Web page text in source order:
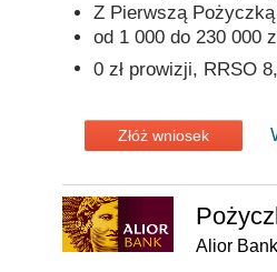
Z Pierwszą
od 1 000 do 230 000
0 zł prowizji, RRSO
Złóż wniosek
Alior Bank